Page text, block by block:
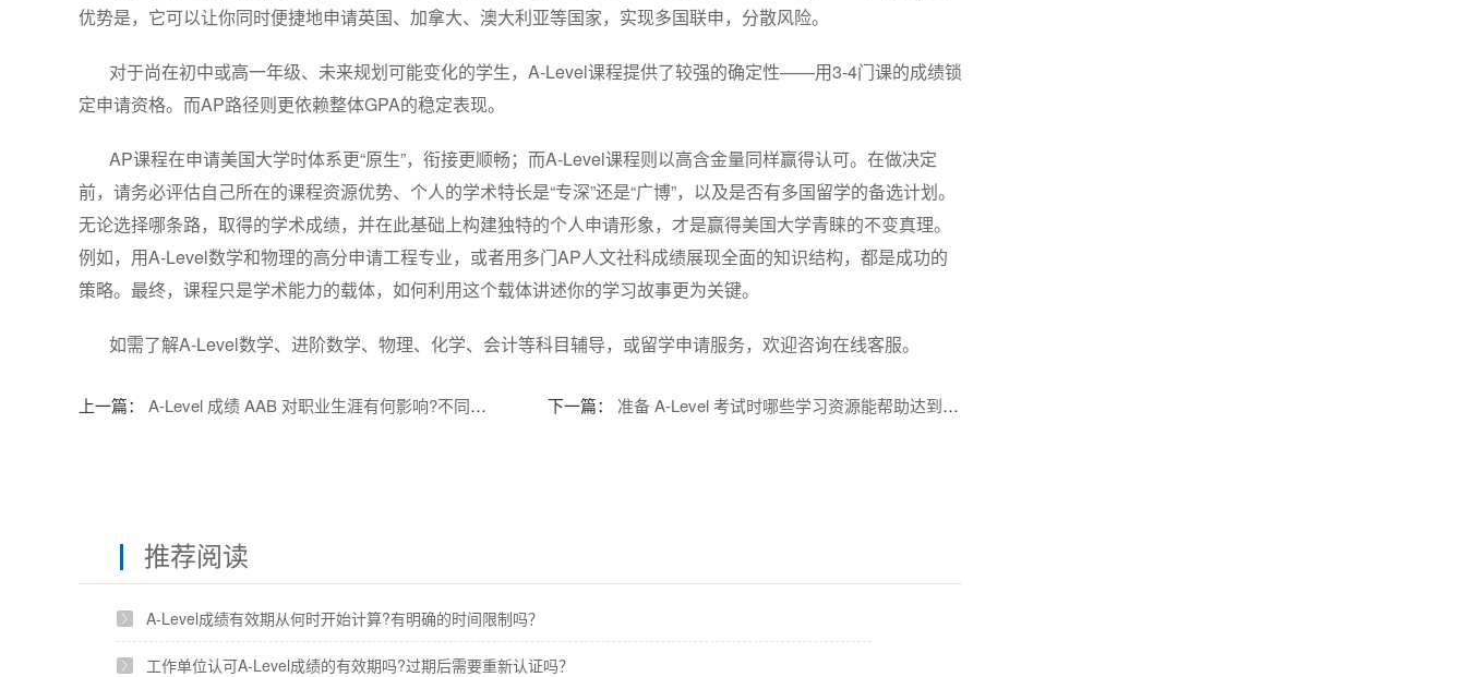
优势是，它可以让你同时便捷地申请英国、加拿大、澳大利亚等国家，实现多国联申，分散风险。
对于尚在初中或高一年级、未来规划可能变化的学生，A-Level课程提供了较强的确定性——用3-4门课的成绩锁
定申请资格。而AP路径则更依赖整体GPA的稳定表现。
AP课程在申请美国大学时体系更“原生”，衔接更顺畅；而A-Level课程则以高含金量同样赢得认可。在做决定
前，请务必评估自己所在的课程资源优势、个人的学术特长是“专深”还是“广博”，以及是否有多国留学的备选计划。
无论选择哪条路，取得的学术成绩，并在此基础上构建独特的个人申请形象，才是赢得美国大学青睐的不变真理。
例如，用A-Level数学和物理的高分申请工程专业，或者用多门AP人文社科成绩展现全面的知识结构，都是成功的
策略。最终，课程只是学术能力的载体，如何利用这个载体讲述你的学习故事更为关键。
如需了解A-Level数学、进阶数学、物理、化学、会计等科目辅导，或留学申请服务，欢迎咨询在线客服。
上一篇： A-Level 成绩 AAB 对职业生涯有何影响?不同行业看重成绩吗？ 下一篇： 准备 A-Level 考试时哪些学习资源能帮助达到 AAB?在线课程有效吗？
推荐阅读
A-Level成绩有效期从何时开始计算?有明确的时间限制吗？
工作单位认可A-Level成绩的有效期吗?过期后需要重新认证吗？